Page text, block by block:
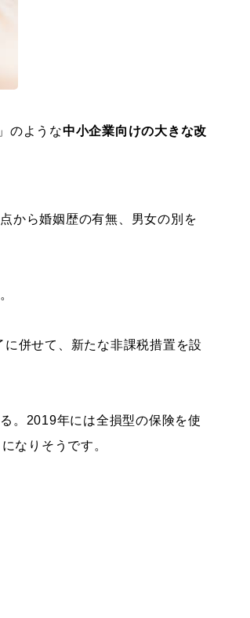
のような中小企業向けの大きな改
から婚姻歴の有無、男女の別を
併せて、新たな非課税措置を設
。2019年には全損型の保険を使
なりそうです。